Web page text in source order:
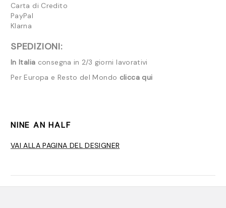
Carta di Credito
PayPal
Klarna
SPEDIZIONI:
In Italia consegna in 2/3 giorni lavorativi
Per Europa e Resto del Mondo clicca qui
NINE AN HALF
VAI ALLA PAGINA DEL DESIGNER